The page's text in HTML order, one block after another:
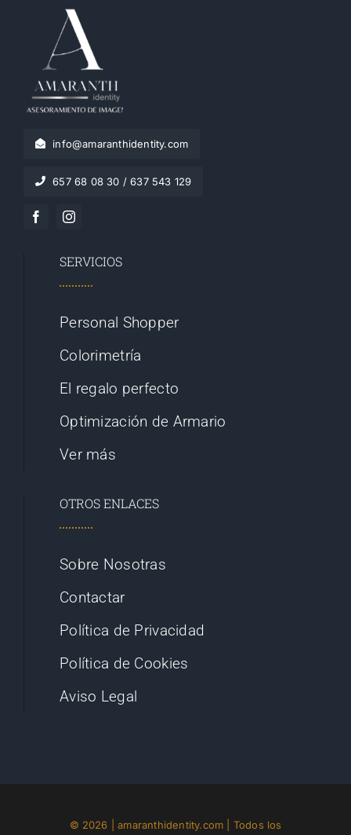
info@amaranthidentity.com
657 68 08 30 / 637 543 129
SERVICIOS
Personal Shopper
Colorimetría
El regalo perfecto
Optimización de Armario
Ver más
OTROS ENLACES
Sobre Nosotras
Contactar
Política de Privacidad
Política de Cookies
Aviso Legal
© 2026 | amaranthidentity.com | Todos los